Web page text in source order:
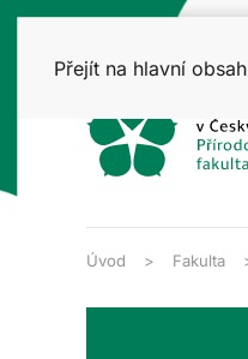
Přejít na hlavní obsah
Úvod Fakulta